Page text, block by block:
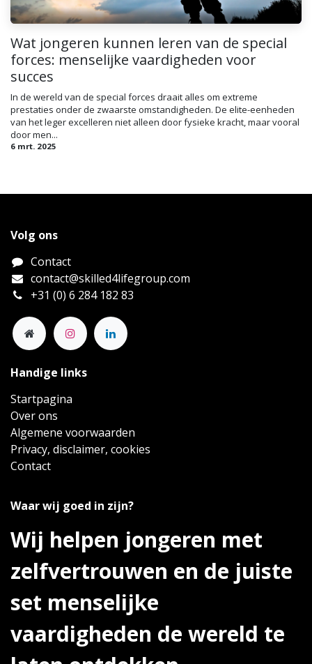
Wat jongeren kunnen leren van de special
forces: menselijke vaardigheden voor
succes
In de wereld van de special forces draait alles om extreme
prestaties onder de zwaarste omstandigheden. De elite-eenheden
van het leger excelleren niet alleen door fysieke kracht, maar vooral
door men...
6 mrt. 2025
Volg ons
Contact
contact@skilled4lifegroup.com
+31 (0) 6 284 182 83
Handige links
Startpagina
Over ons
Algemene voorwaarden
Privacy, disclaimer, cookies
Contact
Waar wij goed in zijn?
Wij helpen jongeren met
zelfvertrouwen en de juiste
set menselijke
vaardigheden de wereld te